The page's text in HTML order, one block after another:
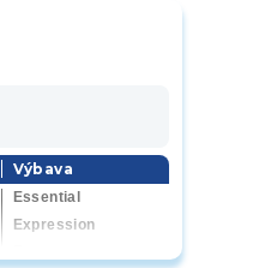
Výbava
Essential
Expression